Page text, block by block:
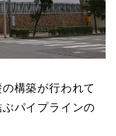
構築が行われて
パイプラインの